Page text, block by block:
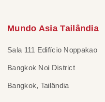
Mundo Asia Tailândia
Sala 111 Edifício Noppakao
Bangkok Noi District
Bangkok, Tailândia